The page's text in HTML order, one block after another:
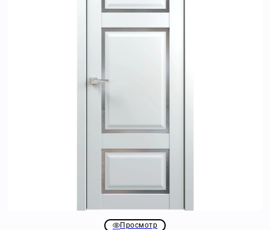
Просмотр